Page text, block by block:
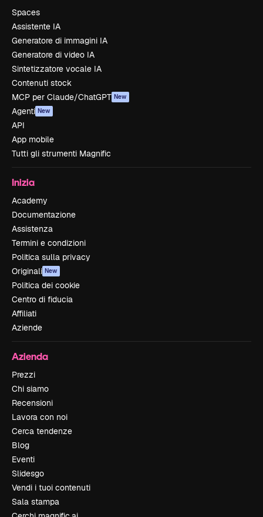
Spaces
Assistente IA
Generatore di immagini IA
Generatore di video IA
Sintetizzatore vocale IA
Contenuti stock
MCP per Claude/ChatGPT New
Agenti New
API
App mobile
Tutti gli strumenti Magnific
Inizia
Academy
Documentazione
Assistenza
Termini e condizioni
Politica sulla privacy
Originali New
Politica dei cookie
Centro di fiducia
Affiliati
Aziende
Azienda
Prezzi
Chi siamo
Recensioni
Lavora con noi
Cerca tendenze
Blog
Eventi
Slidesgo
Vendi i tuoi contenuti
Sala stampa